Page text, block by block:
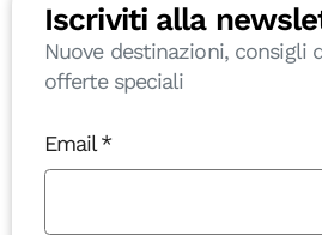
Iscriviti alla
Nuove destinazioni, consigli
offerte speciali
Email